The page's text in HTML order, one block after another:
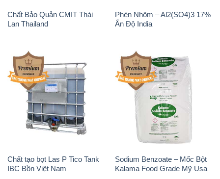
Chất tạo bọt Las P Tico Tank
IBC Bồn Việt Nam
Sodium Benzoate – Mốc Bột
Kalama Food Grade Mỹ Usa